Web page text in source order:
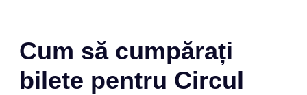
Cum să cumpărați
bilete pentru Circul